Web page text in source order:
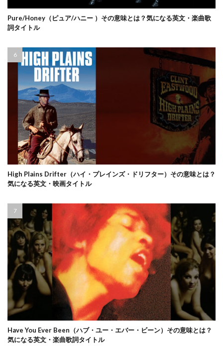
Pure/Honey（ピュア/ハニー ）その意味とは？気になる英文・楽曲歌
詞タイトル
High Plains Drifter（ハイ・プレインズ・ドリフター）その意味とは？
気になる英文・映画タイトル
Have You Ever Been（ハブ・ユー・エバー・ビーン）その意味とは？
気になる英文・楽曲歌詞タイトル